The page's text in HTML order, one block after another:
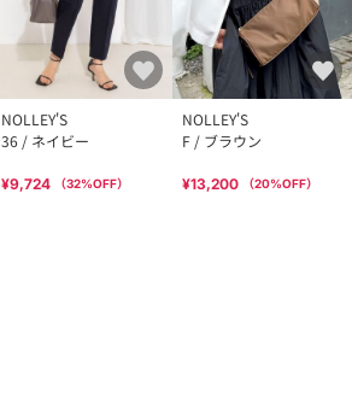
NOLLEY'S
36 / ネイビー
¥9,724 （32%OFF）
NOLLEY'S
F / ブラウン
¥13,200 （20%OFF）